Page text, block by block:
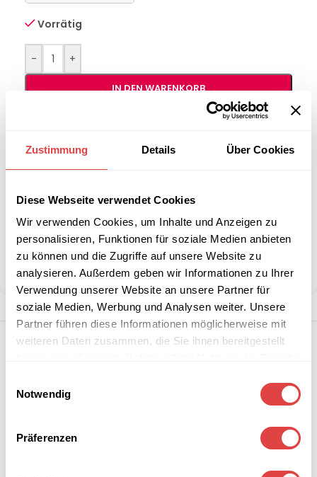
Zustimmung Details Über Cookies
Diese Webseite verwendet Cookies
Wir verwenden Cookies, um Inhalte und Anzeigen zu
personalisieren, Funktionen für soziale Medien anbieten
zu können und die Zugriffe auf unsere Website zu
analysieren. Außerdem geben wir Informationen zu Ihrer
Verwendung unserer Website an unsere Partner für
soziale Medien, Werbung und Analysen weiter. Unsere
Partner führen diese Informationen möglicherweise mit
weiteren Daten zusammen, die Sie ihnen bereitgestellt
Notwendig
Präferenzen
Vorrätig
- +
IN DEN WARENKORB
größeren
anfordern
Artikelnummer:201/50/50GW
Kategorie:
Restaurant-Servietten
Gastro Uzal
Teilen: